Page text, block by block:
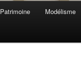
Patrimoine Modélisme